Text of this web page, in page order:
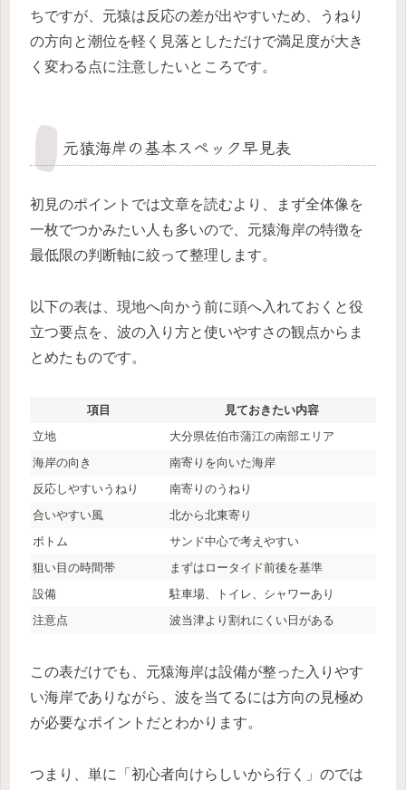
ちですが、元猿は反応の差が出やすいため、うねり
の方向と潮位を軽く見落としただけで満足度が大き
く変わる点に注意したいところです。
元猿海岸の基本スペック早見表
初見のポイントでは文章を読むより、まず全体像を
一枚でつかみたい人も多いので、元猿海岸の特徴を
最低限の判断軸に絞って整理します。
以下の表は、現地へ向かう前に頭へ入れておくと役
立つ要点を、波の入り方と使いやすさの観点からま
とめたものです。
項目
見ておきたい内容
立地
大分県佐伯市蒲江の南部エリア
海岸の向き
南寄りを向いた海岸
反応しやすいうねり
南寄りのうねり
合いやすい風
北から北東寄り
ボトム
サンド中心で考えやすい
狙い目の時間帯
まずはロータイド前後を基準
設備
駐車場、トイレ、シャワーあり
注意点
波当津より割れにくい日がある
この表だけでも、元猿海岸は設備が整った入りやす
い海岸でありながら、波を当てるには方向の見極め
が必要なポイントだとわかります。
つまり、単に「初心者向けらしいから行く」のでは